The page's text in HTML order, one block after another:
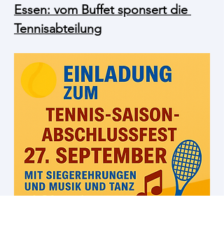
Essen: vom Buffet sponsert die
Tennisabteilung